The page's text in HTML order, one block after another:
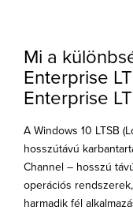
Mi a
Enterprise
Enterprise
A Windows 10 LTSB
hosszútávú
Channel – hosszú
operációs
harmadik fél